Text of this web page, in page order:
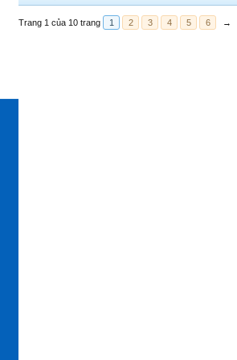
Trang 1 của 10 trang 1 2 3 4 5 6 →